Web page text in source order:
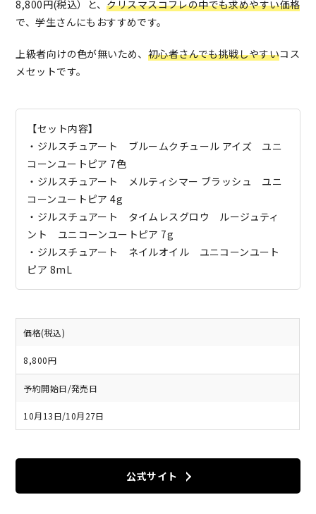
8,800円(税込）と、クリスマスコフレの中でも求めやすい価格
で、学生さんにもおすすめです。
上級者向けの色が無いため、 初心者さんでも挑戦しやすいコス
メセットです。
【セット内容】
・ジルスチュアート ブルームクチュール アイズ ユニ
コーンユートピア 7色
・ジルスチュアート メルティシマー ブラッシュ ユニ
コーンユートピア 4g
・ジルスチュアート タイムレスグロウ ルージュティ
ント ユニコーンユートピア 7g
・ジルスチュアート ネイルオイル ユニコーンユート
ピア 8mL
価格(税込)
8,800円
予約開始日/発売日
10月13日/10月27日
公式サイト